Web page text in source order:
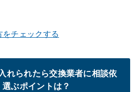
チェックする
れられたら交換業者に相談依
選ぶポイントは？